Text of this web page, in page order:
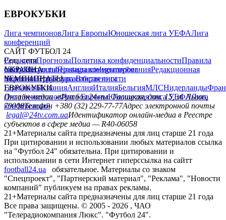
ЕВРОКУБКИ
Лига чемпионовЛига ЕвропыЮношеская лига УЕФАЛига
конференций
САЙТ ФУТБОЛ 24
РедакцияПрогнозыПолитика конфиденциальностиПравила
сайтуКонтактыПравила комментированияРедакционная
политикаСтруктура собственности
Соц. сети
facebookxyoutubeinstagramtelegramviber
УКРАИНА
УкраинаПервая лигаВторая лига
ЧЕМПИОНАТЫ
ГерманияИспанияАнглияИталияБельгияМЛСНидерланды
ЕВРОКУБКИ
Лига чемпионовЛига ЕвропыЮношеская лига УЕФАЛига
конференций
Онлайн-медиа «Футбол 24»пл. Галицкая, дом. 15, м. Львов,
79008Телефон +380 (32) 229-77-77Адрес электронной почты
legal@24tv.com.uaИдентификатор онлайн-медиа в Реестре
субъектов в сфере медиа — R40-06058
21+Материалы сайта предназначены для лиц старше 21 года
При цитировании и использовании любых материалов ссылка
на "Футбол 24" обязательна. При цитировании и
использовании в сети Интернет гиперссылка на сайтт
football24.ua
обязательное. Материалы со знаком
"Спецпроект", "Партнерский материал", "Реклама", "Новости
компаний" публикуем на правах рекламы.
21+Материалы сайта предназначены для лиц старше 21 года
Все права защищены. © 2005 - 2026 , ЧАО
"Телерадиокомпания Люкс". "Футбол 24".